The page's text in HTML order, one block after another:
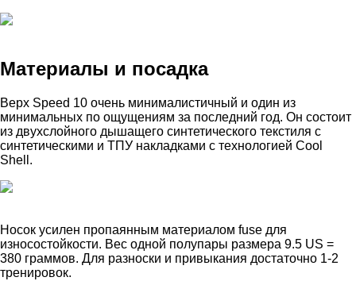
Материалы и посадка
Верх Speed 10 очень минималистичный и один из
минимальных по ощущениям за последний год. Он состоит
из двухслойного дышащего синтетического текстиля с
синтетическими и ТПУ накладками с технологией Cool
Shell.
Носок усилен пропаянным материалом fuse для
износостойкости. Вес одной полупары размера 9.5 US =
380 граммов. Для разноски и привыкания достаточно 1-2
тренировок.